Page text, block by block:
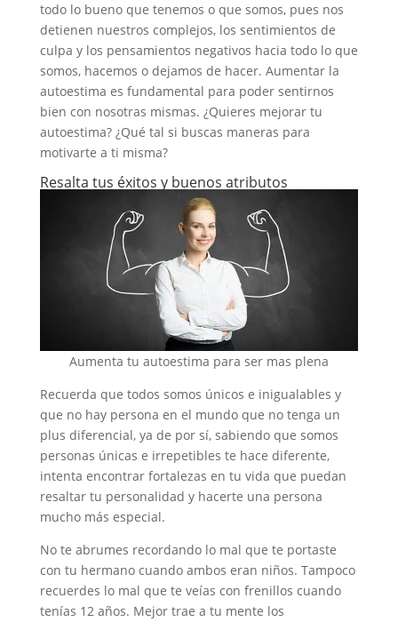
todo lo bueno que tenemos o que somos, pues nos
detienen nuestros complejos, los sentimientos de
culpa y los pensamientos negativos hacia todo lo que
somos, hacemos o dejamos de hacer. Aumentar la
autoestima es fundamental para poder sentirnos
bien con nosotras mismas. ¿Quieres mejorar tu
autoestima? ¿Qué tal si buscas maneras para
motivarte a ti misma?
Resalta tus éxitos y buenos atributos
Aumenta tu autoestima para ser mas plena
Recuerda que todos somos únicos e inigualables y
que no hay persona en el mundo que no tenga un
plus diferencial, ya de por sí, sabiendo que somos
personas únicas e irrepetibles te hace diferente,
intenta encontrar fortalezas en tu vida que puedan
resaltar tu personalidad y hacerte una persona
mucho más especial.
No te abrumes recordando lo mal que te portaste
con tu hermano cuando ambos eran niños. Tampoco
recuerdes lo mal que te veías con frenillos cuando
tenías 12 años. Mejor trae a tu mente los